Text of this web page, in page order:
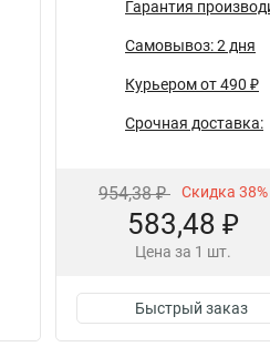
Гарантия
Самовывоз: 2 дня
Курьером от 490 ₽
Срочная доставка:
954,38 ₽ Скидка 38%
583,48 ₽
Цена за 1 шт.
Быстрый заказ